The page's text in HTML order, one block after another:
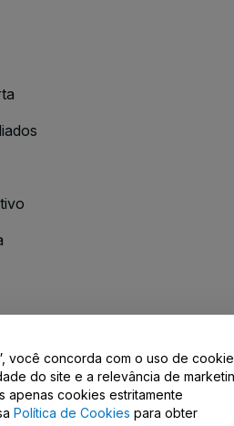
Fale Conosco
você concorda com o uso de
do site e a relevância de
apenas cookies estritamente
Política de Cookies para obter